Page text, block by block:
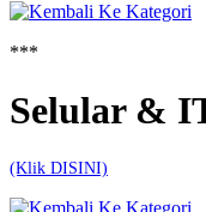
***
Selular &
(Klik DISINI)